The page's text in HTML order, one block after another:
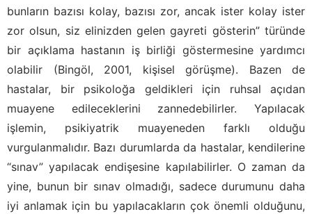
bunların bazısı kolay, bazısı zor, ancak ister kolay ister
zor olsun, siz elinizden gelen gayreti gösterin” türünde
bir açıklama hastanın iş birliği göstermesine yardımcı
olabilir (Bingöl, 2001, kişisel görüşme). Bazen de
hastalar, bir psikoloğa geldikleri için ruhsal açıdan
muayene edileceklerini zannedebilirler. Yapılacak
işlemin, psikiyatrik muayeneden farklı olduğu
vurgulanmalıdır. Bazı durumlarda da hastalar, kendilerine
“sınav” yapılacak endişesine kapılabilirler. O zaman da
yine, bunun bir sınav olmadığı, sadece durumunu daha
iyi anlamak için bu yapılacakların çok önemli olduğunu,